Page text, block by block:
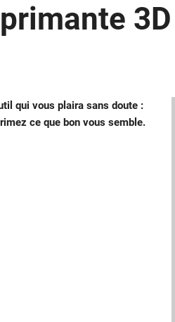
qui vous plaira sans doute :
ce que bon vous semble.